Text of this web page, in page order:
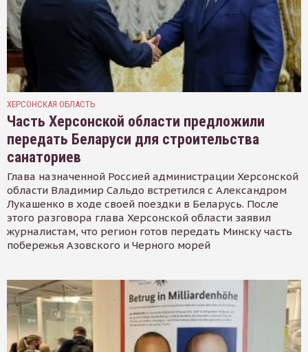
ХЕРСОНСКАЯ ОБЛАСТЬ
Часть Херсонской области предложили
передать Беларуси для строительства
санаториев
Глава назначенной Россией администрации Херсонской
области Владимир Сальдо встретился с Александром
Лукашенко в ходе своей поездки в Беларусь. После
этого разговора глава Херсонской области заявил
журналистам, что регион готов передать Минску часть
побережья Азовского и Черного морей